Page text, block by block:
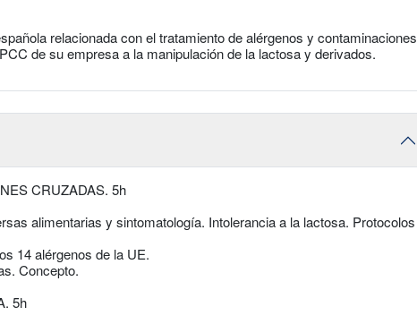
relacionada con el tratamiento de alérgenos y contaminaciones
de su empresa a la manipulación de la lactosa y derivados.
CRUZADAS. 5h
alimentarias y sintomatología. Intolerancia a la lactosa. Protocolos
14 alérgenos de la UE.
Concepto.
5h